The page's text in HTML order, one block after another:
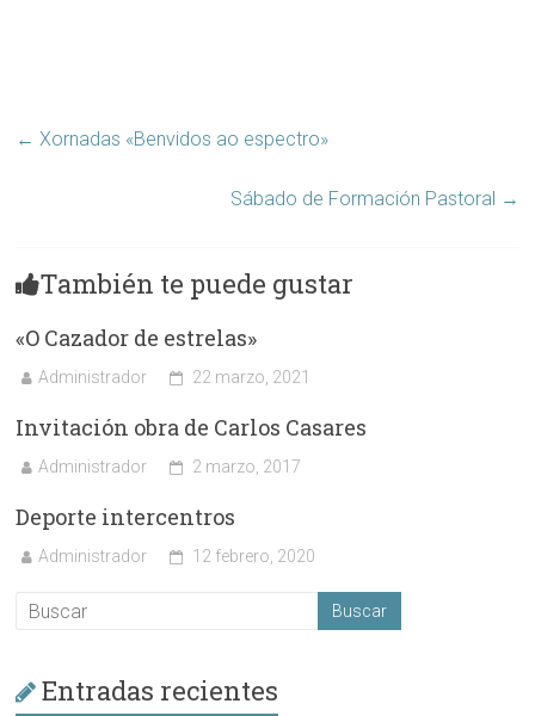
← Xornadas «Benvidos ao espectro»
Sábado de Formación Pastoral →
También te puede gustar
«O Cazador de estrelas»
Administrador 22 marzo, 2021
Invitación obra de Carlos Casares
Administrador 2 marzo, 2017
Deporte intercentros
Administrador 12 febrero, 2020
Entradas recientes